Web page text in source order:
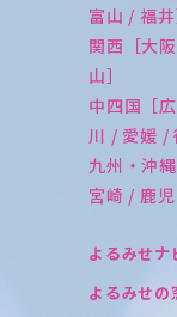
富山 / 福井
関西［大
山］
中四国［
川 / 愛媛 /
九州・沖
宮崎 / 鹿児
よるみせナ
よるみせの